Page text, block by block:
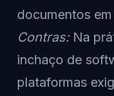
documentos
Contras:Na
inchaço de
plataformas